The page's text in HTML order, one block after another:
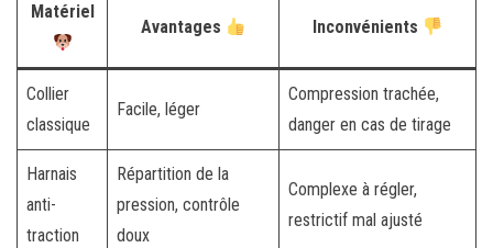
Matériel
Avantages Inconvénients
Collier
classique
Facile, léger
Compression trachée,
danger en cas de tirage
Harnais
anti-
traction
Répartition de la
pression, contrôle
doux
Complexe à régler,
restrictif mal ajusté